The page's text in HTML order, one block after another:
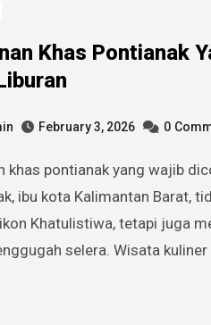
Khas Pontianak
February 3, 2026 0
ibu kota Kalimantan Barat,
Khatulistiwa, tetapi juga
selera. Wisata